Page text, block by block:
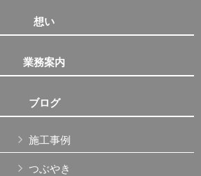
想い
業務案内
ブログ
施工事例
つぶやき